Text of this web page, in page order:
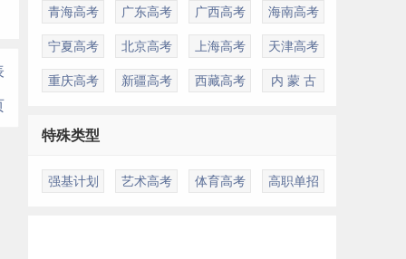
青海高考 广东高考 广西高考 海南高考
宁夏高考 北京高考 上海高考 天津高考
重庆高考 新疆高考 西藏高考 内 蒙 古
特殊类型
强基计划 艺术高考 体育高考 高职单招